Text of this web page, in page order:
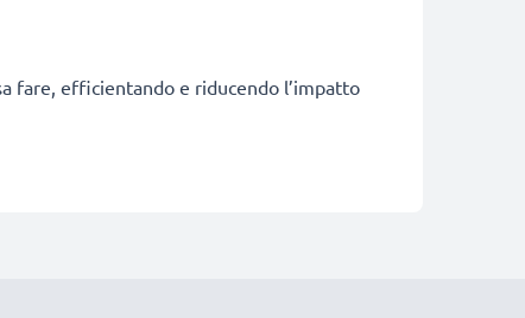
fare, efficientando e riducendo l’impatto